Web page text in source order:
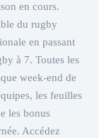
en cours.
du rugby
en passant
à 7. Toutes les
week-end de
les feuilles
les bonus
Accédez